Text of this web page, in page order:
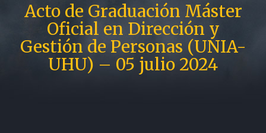
Acto de Graduación Máster
Oficial en Dirección y
Gestión de Personas (UNIA-
UHU) – 05 julio 2024